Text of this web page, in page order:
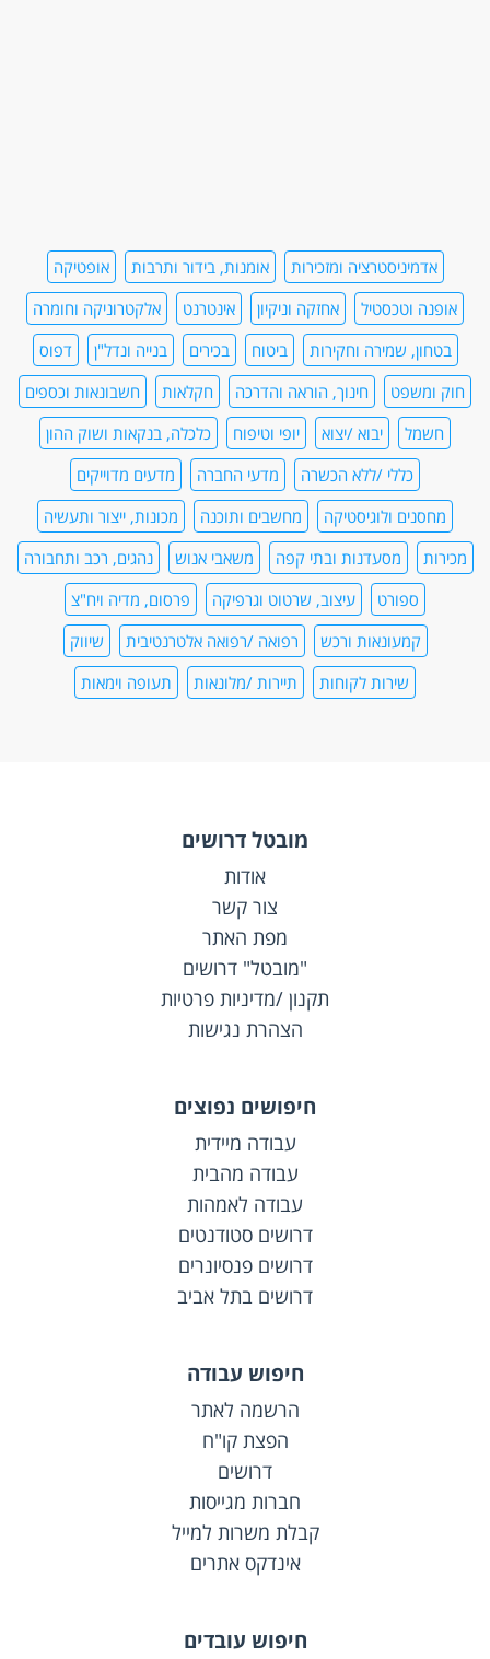
אדמיניסטרציה ומזכירות אומנות, בידור ותרבות
אופטיקה
אופנה וטכסטיל
אחזקה וניקיון אינטרנט
אלקטרוניקה וחומרה
בטחון, שמירה וחקירות
ביטוח בכירים בנייה ונדל"ן
דפוס
חוק ומשפט
חינוך, הוראה והדרכה חקלאות
חשבונאות וכספים
חשמל
יבוא /יצוא יופי וטיפוח
כלכלה, בנקאות ושוק ההון
כללי /ללא הכשרה
מדעי החברה
מדעים מדוייקים
מחסנים ולוגיסטיקה
מחשבים ותוכנה
מכונות, ייצור ותעשיה
מכירות
מסעדנות ובתי קפה משאבי אנוש
נהגים, רכב ותחבורה
ספורט
עיצוב, שרטוט וגרפיקה
פרסום, מדיה ויח"צ
קמעונאות ורכש
רפואה /רפואה אלטרנטיבית
שיווק
שירות לקוחות
תיירות /מלונאות תעופה וימאות
מובטל דרושים
אודות
צור קשר
מפת האתר
"מובטל" דרושים
תקנון /מדיניות פרטיות
הצהרת נגישות
חיפושים נפוצים
עבודה מיידית
עבודה מהבית
עבודה לאמהות
דרושים סטודנטים
דרושים פנסיונרים
דרושים בתל אביב
חיפוש עבודה
הרשמה לאתר
הפצת קו"ח
דרושים
חברות מגייסות
קבלת משרות למייל
אינדקס אתרים
חיפוש עובדים